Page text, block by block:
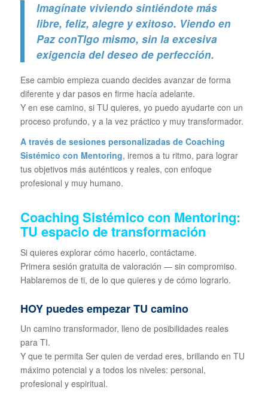
Imagínate viviendo sintiéndote más
libre, feliz, alegre y exitoso. Viendo en
Paz conTIgo mismo, sin la excesiva
exigencia del deseo de perfección.
Ese cambio empieza cuando decides avanzar de forma
diferente y dar pasos en firme hacía adelante.
Y en ese camino, si TU quieres, yo puedo ayudarte con un
proceso profundo, y a la vez práctico y muy transformador.
A través de sesiones personalizadas de Coaching
Sistémico con Mentoring, iremos a tu ritmo, para lograr
tus objetivos más auténticos y reales, con enfoque
profesional y muy humano.
Coaching Sistémico con Mentoring:
TU espacio de transformación
Si quieres explorar cómo hacerlo, contáctame.
Primera sesión gratuita de valoración — sin compromiso.
Hablaremos de ti, de lo que quieres y de cómo lograrlo.
HOY puedes empezar TU camino
Un camino transformador, lleno de posibilidades reales
para TI.
Y que te permita Ser quien de verdad eres, brillando en TU
máximo potencial y a todos los niveles: personal,
profesional y espiritual.